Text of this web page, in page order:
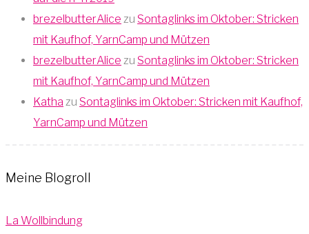
brezelbutterAlice zu Sontaglinks im Oktober: Stricken
mit Kaufhof, YarnCamp und Mützen
brezelbutterAlice zu Sontaglinks im Oktober: Stricken
mit Kaufhof, YarnCamp und Mützen
Katha zu Sontaglinks im Oktober: Stricken mit Kaufhof,
YarnCamp und Mützen
Meine Blogroll
La Wollbindung